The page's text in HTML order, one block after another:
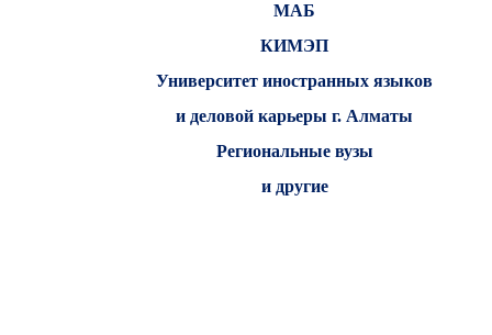
МАБ
КИМЭП
Университет иностранных языков
и деловой карьеры г. Алматы
Региональные вузы
и другие